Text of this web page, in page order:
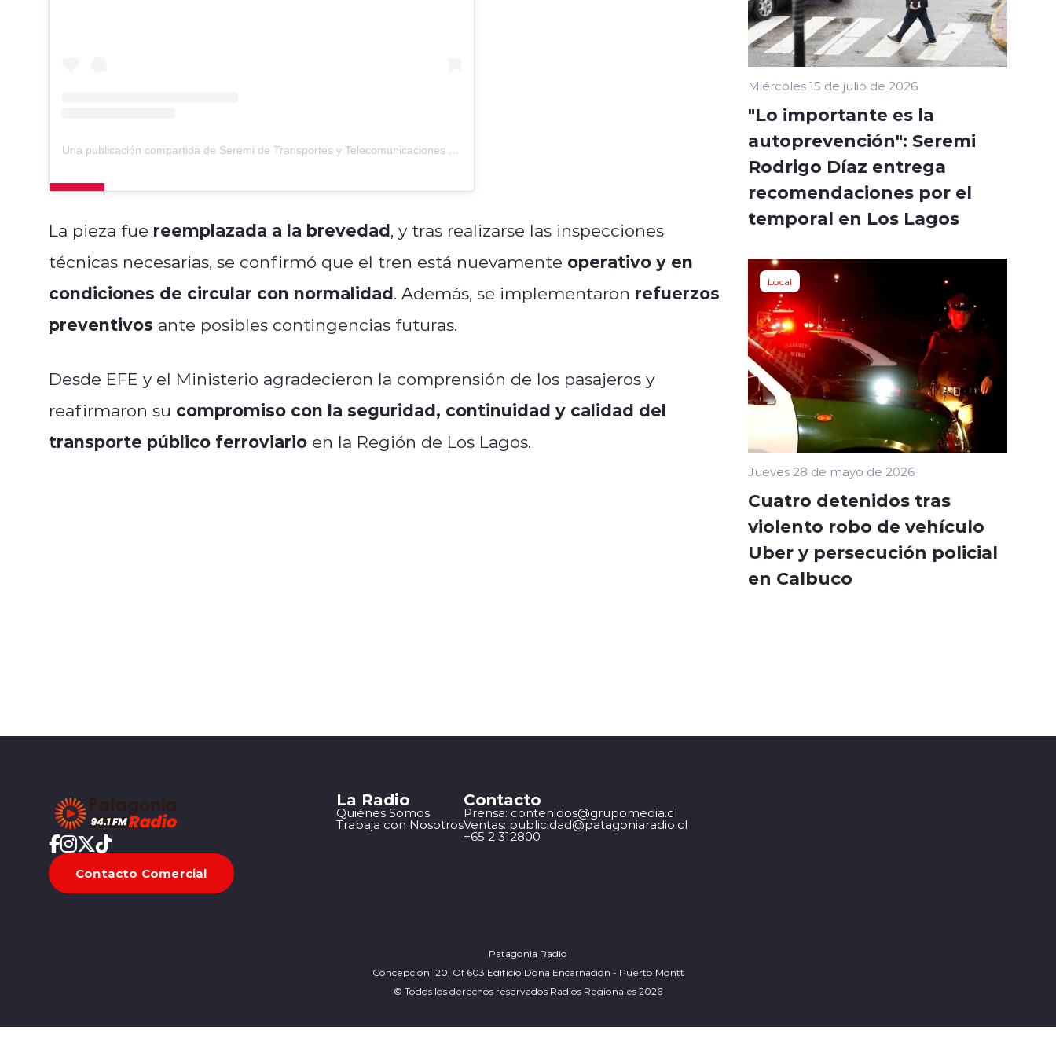
Una publicación compartida de Seremi de Transportes y Telecomunicaciones Los Lagos (@mttloslagos)
La pieza fue reemplazada a la brevedad, y tras realizarse las inspecciones
técnicas necesarias, se confirmó que el tren está nuevamente operativo y en
condiciones de circular con normalidad. Además, se implementaron refuerzos
preventivos ante posibles contingencias futuras.
Desde EFE y el Ministerio agradecieron la comprensión de los pasajeros y
reafirmaron su compromiso con la seguridad, continuidad y calidad del
transporte público ferroviario en la Región de Los Lagos.
Miércoles 15 de julio de 2026
"Lo importante es la
autoprevención": Seremi
Rodrigo Díaz entrega
recomendaciones por el
temporal en Los Lagos
Local
Jueves 28 de mayo de 2026
Cuatro detenidos tras
violento robo de vehículo
Uber y persecución policial
en Calbuco
Contacto Comercial
La Radio
Quiénes Somos
Trabaja con Nosotros
Contacto
Prensa: contenidos@grupomedia.cl
Ventas: publicidad@patagoniaradio.cl
+65 2 312800
Patagonia Radio
Concepción 120, Of 603 Edificio Doña Encarnación - Puerto Montt
© Todos los derechos reservados Radios Regionales 2026